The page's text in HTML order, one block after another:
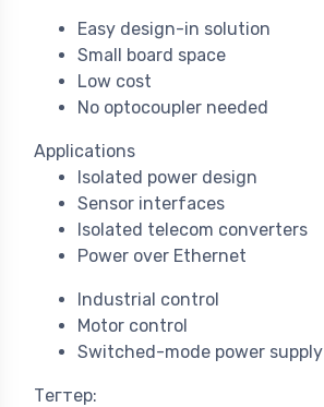
Easy design-in solution
Small board space
Low cost
No optocoupler needed
Applications
Isolated power design
Sensor interfaces
Isolated telecom converters
Power over Ethernet
Industrial control
Motor control
Switched-mode power supply
Тегтер: